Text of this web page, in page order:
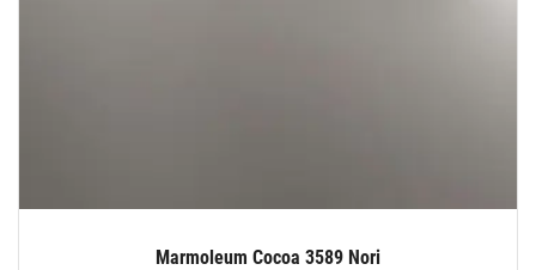
Marmoleum Cocoa 3589 Nori